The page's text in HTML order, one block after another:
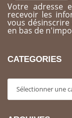
Votre adresse
recevoir les
vous
en bas de
CATEGORIES